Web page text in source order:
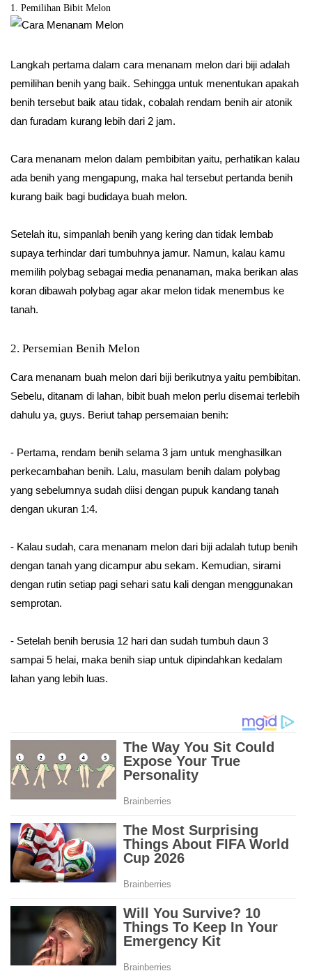
1. Pemilihan Bibit Melon
Langkah pertama dalam cara menanam melon dari biji adalah
pemilihan benih yang baik. Sehingga untuk menentukan apakah
benih tersebut baik atau tidak, cobalah rendam benih air atonik
dan furadam kurang lebih dari 2 jam.
Cara menanam melon dalam pembibitan yaitu, perhatikan kalau
ada benih yang mengapung, maka hal tersebut pertanda benih
kurang baik bagi budidaya buah melon.
Setelah itu, simpanlah benih yang kering dan tidak lembab
supaya terhindar dari tumbuhnya jamur. Namun, kalau kamu
memilih polybag sebagai media penanaman, maka berikan alas
koran dibawah polybag agar akar melon tidak menembus ke
tanah.
2. Persemian Benih Melon
Cara menanam buah melon dari biji berikutnya yaitu pembibitan.
Sebelu, ditanam di lahan, bibit buah melon perlu disemai terlebih
dahulu ya, guys. Beriut tahap persemaian benih:
- Pertama, rendam benih selama 3 jam untuk menghasilkan
perkecambahan benih. Lalu, masulam benih dalam polybag
yang sebelumnya sudah diisi dengan pupuk kandang tanah
dengan ukuran 1:4.
- Kalau sudah, cara menanam melon dari biji adalah tutup benih
dengan tanah yang dicampur abu sekam. Kemudian, sirami
dengan rutin setiap pagi sehari satu kali dengan menggunakan
semprotan.
- Setelah benih berusia 12 hari dan sudah tumbuh daun 3
sampai 5 helai, maka benih siap untuk dipindahkan kedalam
lahan yang lebih luas.